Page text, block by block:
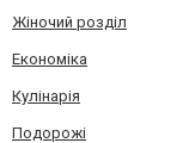
Жіночий розділ
Економіка
Кулінарія
Подорожі